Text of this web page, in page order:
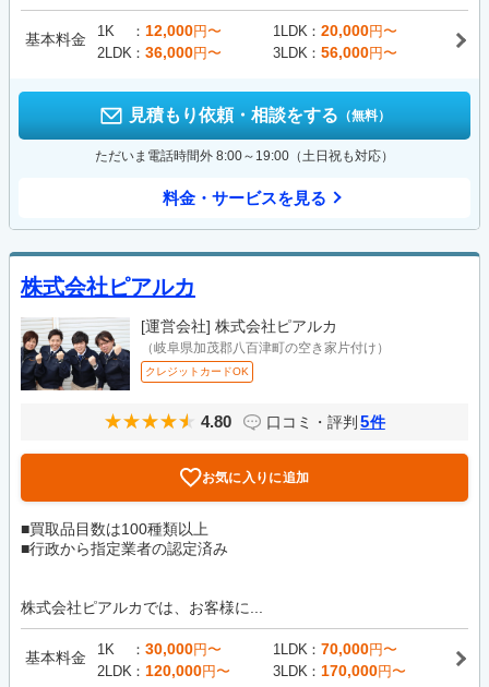
基本料金 1K 12,000円〜 1LDK 20,000円〜
2LDK
36,000円〜 3LDK 56,000円〜
見積もり依頼・相談をする （無料）
ただいま電話時間外 8:00～19:00（土日祝も対応）
料金・サービスを見る
株式会社ピアルカ
[運営会社] 株式会社ピアルカ
（岐阜県加茂郡八百津町の空き家片付け）
クレジットカードOK
4.80 口コミ・評判 5件
お気に入りに追加
■買取品目数は100種類以上
■行政から指定業者の認定済み
株式会社ピアルカでは、お客様に...
基本料金 1K 30,000円〜 1LDK 70,000円〜
2LDK
120,000円〜 3LDK 170,000円〜